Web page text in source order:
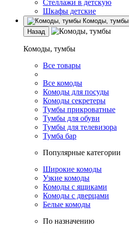
Стеллажи в детскую
Шкафы детские
Комоды, тумбы
Назад
Комоды, тумбы
Все товары
Все комоды
Комоды для посуды
Комоды секретеры
Тумбы прикроватные
Тумбы для обуви
Тумбы для телевизора
Тумба бар
Популярные категории
Широкие комоды
Узкие комоды
Комоды с ящиками
Комоды с дверцами
Белые комоды
По назначению